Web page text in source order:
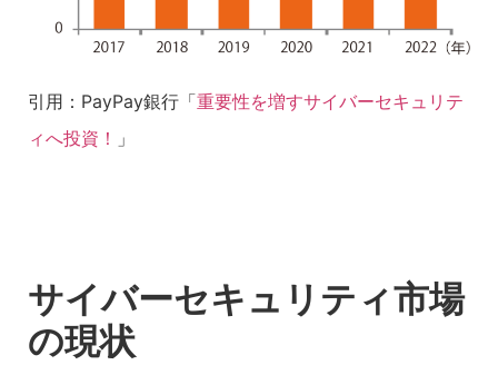
引用：PayPay銀行「重要性を増すサイバーセキュリテ
ィへ投資！
」
サイバーセキュリティ市場
の現状